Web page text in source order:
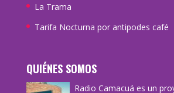
La Trama
Tarifa Nocturna por antipodes café
QUIÉNES SOMOS
Radio Camacuá es un